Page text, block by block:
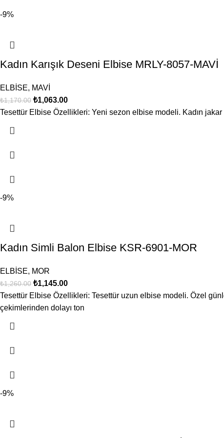
-9%
Kadın Karışık Deseni Elbise MRLY-8057-MAVİ
ELBİSE, MAVİ
₺1,170.00 ₺1,063.00
Tesettür Elbise Özellikleri: Yeni sezon elbise modeli. Kadın
-9%
Kadın Simli Balon Elbise KSR-6901-MOR
ELBİSE, MOR
₺1,260.00 ₺1,145.00
Tesettür Elbise Özellikleri: Tesettür uzun elbise modeli. Özel
çekimlerinden dolayı ton
-9%